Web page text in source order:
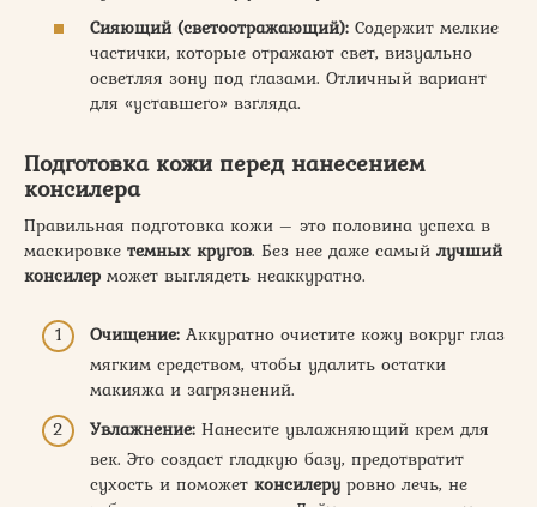
Сияющий (светоотражающий): Содержит мелкие
частички, которые отражают свет, визуально
осветляя зону под глазами. Отличный вариант
для «уставшего» взгляда.
Подготовка кожи перед нанесением
консилера
Правильная подготовка кожи – это половина успеха в
маскировке темных кругов. Без нее даже самый лучший
консилер может выглядеть неаккуратно.
Очищение: Аккуратно очистите кожу вокруг глаз
мягким средством, чтобы удалить остатки
макияжа и загрязнений.
Увлажнение: Нанесите увлажняющий крем для
век. Это создаст гладкую базу, предотвратит
сухость и поможет консилеру ровно лечь, не